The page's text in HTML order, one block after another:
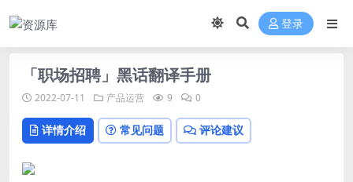
登录
「职场招聘」黑话翻译手册
2022-07-11 产品运营 9 0
详情介绍 常见问题 评论建议